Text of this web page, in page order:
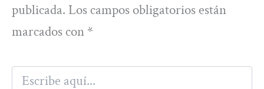
publicada. Los campos obligatorios están
marcados con *
Escribe
aquí...